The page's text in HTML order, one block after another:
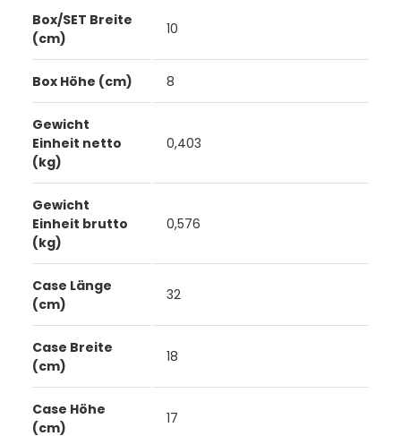
Box/SET Breite
(cm)
10
Box Höhe (cm) 8
Gewicht
Einheit netto
(kg)
0,403
Gewicht
Einheit brutto
(kg)
0,576
Case Länge
(cm)
32
Case Breite
(cm)
18
Case Höhe
(cm)
17